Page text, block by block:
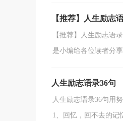
【推荐】人生励志
【推荐】人生励志语
是小编给各位读者分
人生励志语录36句
人生励志语录36句用
1、回忆，回不去的记